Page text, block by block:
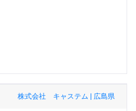
株式会社 キャステム | 広島県